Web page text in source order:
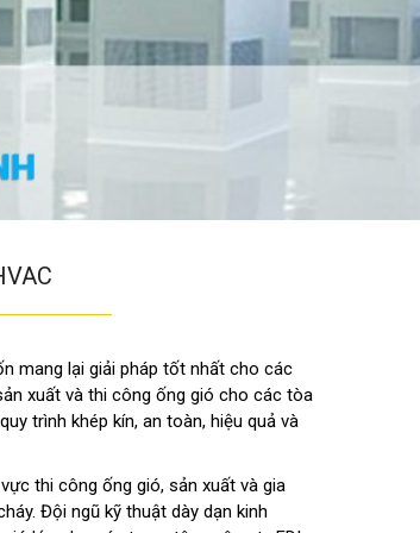
mang lại giải pháp tốt nhất cho các
xuất và thi công ống gió cho các tòa
trình khép kín, an toàn, hiệu quả và
thi công ống gió, sản xuất và gia
Đội ngũ kỹ thuật dày dạn kinh